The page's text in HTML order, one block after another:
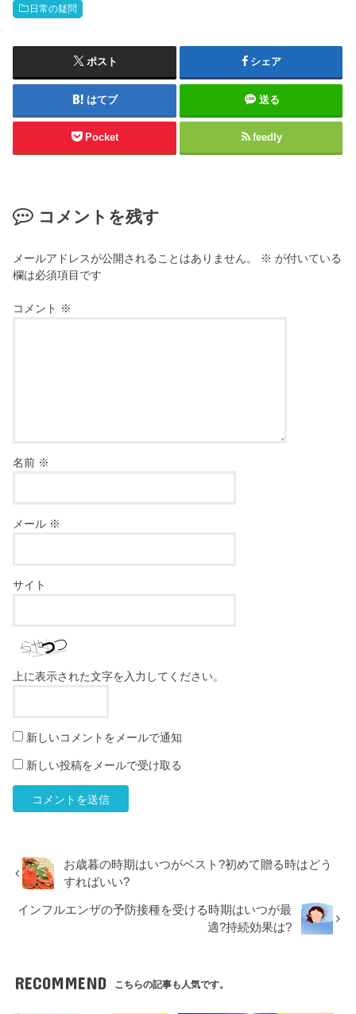
日常の疑問
ポスト シェア
はてブ 送る
Pocket feedly
コメントを残す
メールアドレスが公開されることはありません。 ※ が付いている
欄は必須項目です
コメント ※
名前 ※
メール ※
サイト
上に表示された文字を入力してください。
新しいコメントをメールで通知
新しい投稿をメールで受け取る
お歳暮の時期はいつがベスト?初めて贈る時はどう
すればいい?
インフルエンザの予防接種を受ける時期はいつが最
適?持続効果は?
RECOMMEND こちらの記事も人気です。